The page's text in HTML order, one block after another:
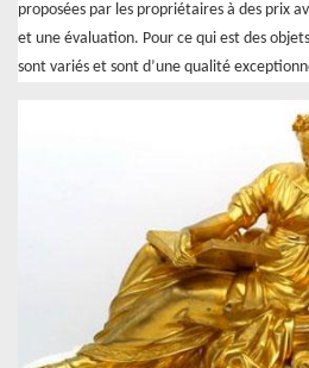
proposées par les propriétaires à des prix
et une évaluation. Pour ce qui est des
sont variés et sont d’une qualité